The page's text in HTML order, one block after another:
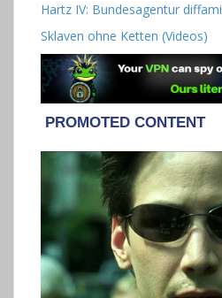
Hartz IV: Bundesagentur
Sklaven ohne Ketten (Videos)